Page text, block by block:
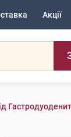
Акції